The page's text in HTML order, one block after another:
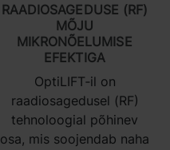
RAADIOSAGEDUSE (RF)
MÕJU
MIKRONÕELUMISE
EFEKTIGA
OptiLIFT‑il on
raadiosagedusel (RF)
tehnoloogial põhinev
osa, mis soojendab naha